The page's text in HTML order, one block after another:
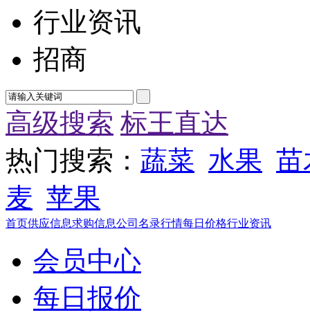
行业资讯
招商
高级搜索 标王直达
热门搜索： 蔬菜 水果 苗
麦 苹果
首页供应信息求购信息公司名录行情每日价格行业资讯
会员中心
每日报价